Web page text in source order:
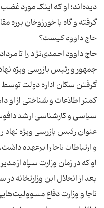
دیده‌اند؛ او که اینک مورد
جمهور و رئیس بازرسی ویژه
گرفتن سکان اداره دولت
کمتر اطلاعات و ‌شناختی از او
سیاسی و کار‌شناسی ارشد
عنوان رئیس بازرسی ویژه
او که در زمان وزارت سپاه از
بعد از انحلال این وزارتخانه
ناجا و وزارت دفاع